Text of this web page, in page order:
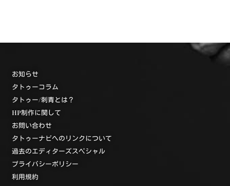
お知らせ
タトゥーコラム
タトゥー/刺青とは？
HP制作に関して
お問い合わせ
タトゥーナビへのリンクについて
過去のエディターズスペシャル
プライバシーポリシー
利用規約